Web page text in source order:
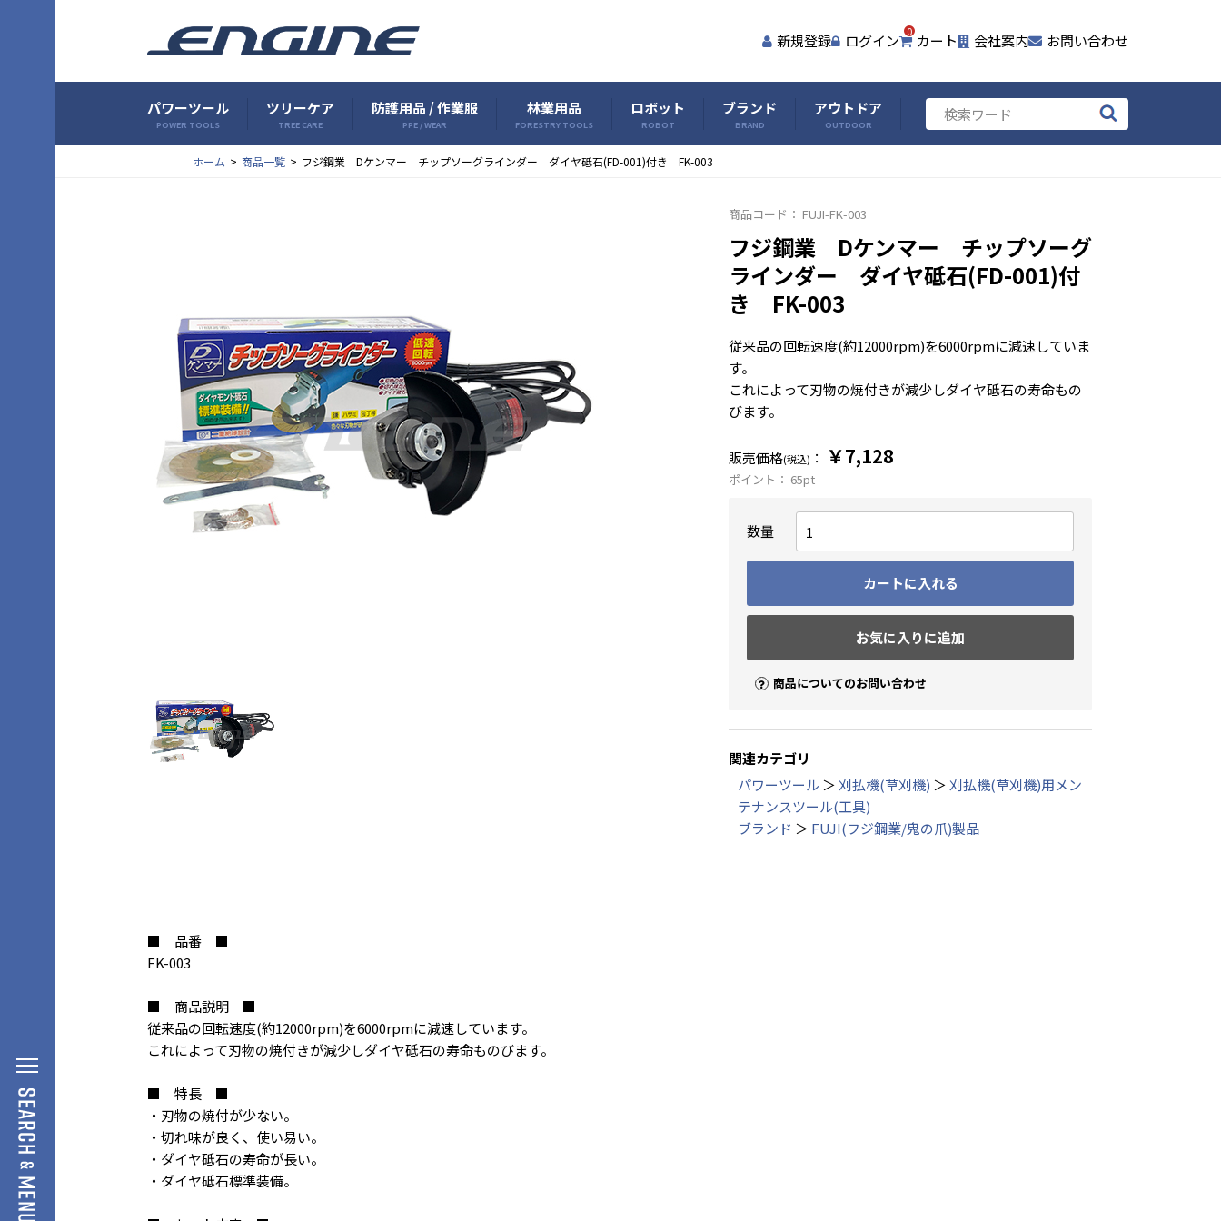
新規登録 ログイン 0 カート 会社案内 お問い合わせ
パワーツール
POWER TOOLS
ツリーケア
TREE CARE
防護用品 / 作業服
PPE / WEAR
林業用品
FORESTRY TOOLS
ロボット
ROBOT
ブランド
BRAND
アウトドア
OUTDOOR
ホーム 商品一覧 フジ鋼業 Dケンマー チップソーグラインダー ダイヤ砥石(FD-001)付き FK-003
商品コード： FUJI-FK-003
フジ鋼業 Dケンマー チップソーグ
ラインダー ダイヤ砥石(FD-001)付
き FK-003
従来品の回転速度(約12000rpm)を6000rpmに減速していま
す。
これによって刃物の焼付きが減少しダイヤ砥石の寿命もの
びます。
販売価格(税込) ： ￥7,128
ポイント： 65pt
数量
カートに入れる
お気に入りに追加
商品についてのお問い合わせ
関連カテゴリ
パワーツール ＞ 刈払機(草刈機) ＞ 刈払機(草刈機)用メン
テナンスツール(工具)
ブランド ＞ FUJI(フジ鋼業/鬼の爪)製品
■ 品番 ■
FK-003
■ 商品説明 ■
従来品の回転速度(約12000rpm)を6000rpmに減速しています。
これによって刃物の焼付きが減少しダイヤ砥石の寿命ものびます。
■ 特長 ■
・刃物の焼付が少ない。
・切れ味が良く、使い易い。
・ダイヤ砥石の寿命が長い。
・ダイヤ砥石標準装備。